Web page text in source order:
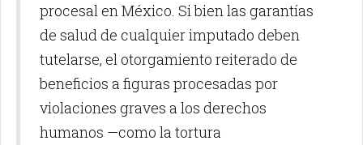
procesal en México. Si bien las garantías
de salud de cualquier imputado deben
tutelarse, el otorgamiento reiterado de
beneficios a figuras procesadas por
violaciones graves a los derechos
humanos —como la tortura